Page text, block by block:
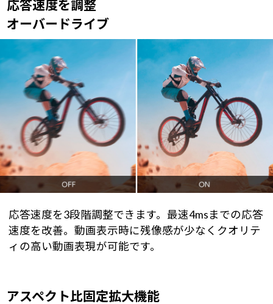
応答速度を調整
オーバードライブ
応答速度を3段階調整できます。最速4msまでの応答
速度を改善。動画表示時に残像感が少なくクオリテ
ィの高い動画表現が可能です。
アスペクト比固定拡大機能